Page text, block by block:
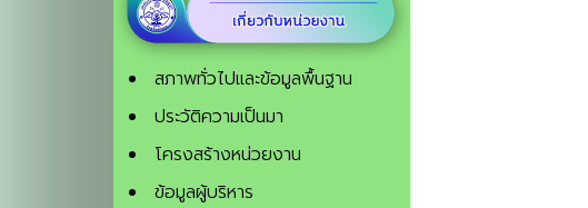
สภาพทั่วไปและข้อมูลพื้นฐาน
ประวัติความเป็นมา
โครงสร้างหน่วยงาน
ข้อมูลผู้บริหาร